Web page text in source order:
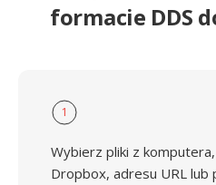
formacie DDS
1
Wybierz pliki z
Dropbox, adresu URL